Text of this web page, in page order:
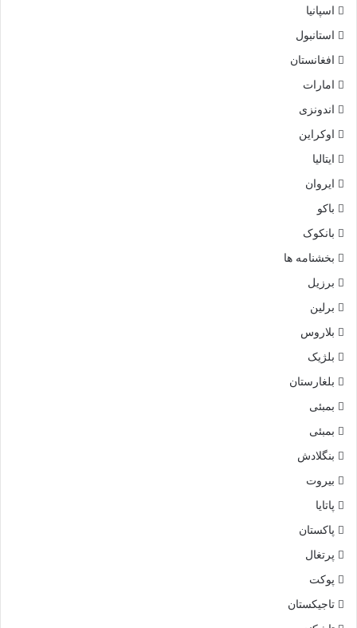
اسپانیا
استانبول
افغانستان
امارات
اندونزی
اوکراین
ایتالیا
ایروان
باکو
بانکوک
بخشنامه ها
برزیل
برلین
بلاروس
بلژیک
بلغارستان
بمبئی
بمبئی
بنگلادش
بیروت
پاتایا
پاکستان
پرتغال
پوکت
تاجیکستان